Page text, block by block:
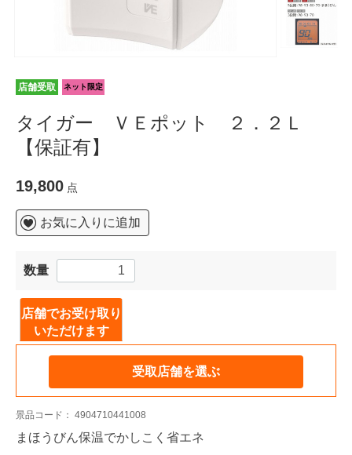
店舗受取 ネット限定
タイガー ＶＥポット ２．２Ｌ
【保証有】
19,800 点
お気に入りに追加
数量
店舗でお受け取り
いただけます
受取店舗を選ぶ
景品コード： 4904710441008
まほうびん保温でかしこく省エネ